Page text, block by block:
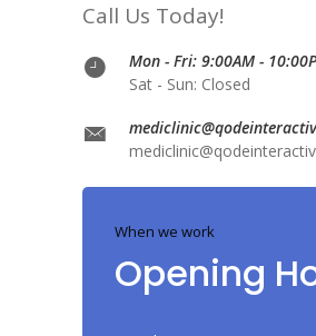
Call Us Today!
Mon - Fri: 9:00AM -
Sat - Sun: Closed
When we work
Opening